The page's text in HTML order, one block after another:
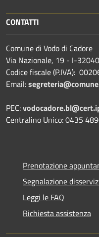
CONTATTI
Comune di Vodo di Cadore
Via Nazionale, 19 - I-
Codice fiscale (P.IVA):
Email:
PEC:
Centralino Unico: 0435
Prenotazione
Segnalazione
Leggi le FAQ
Richiesta assistenza